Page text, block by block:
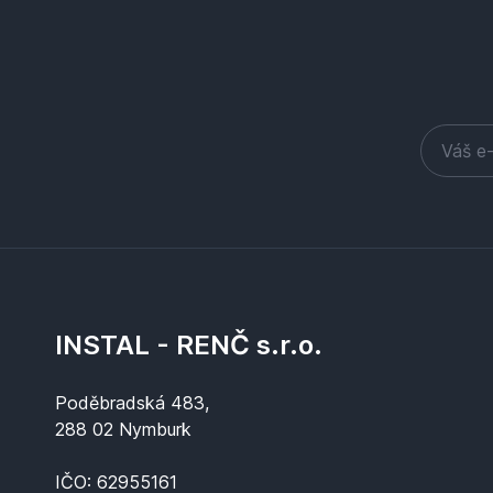
INSTAL - RENČ s.r.o.
Poděbradská 483,
288 02 Nymburk
IČO: 62955161